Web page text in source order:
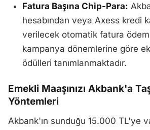
Fatura Başına Chip-Para:
hesabından veya Axess kredi
verilecek otomatik fatura
kampanya dönemlerine göre
ödülleri tanımlanmaktadır.
Emekli Maaşınızı Akbank'a
Yöntemleri
Akbank'ın sunduğu 15.000 TL'ye